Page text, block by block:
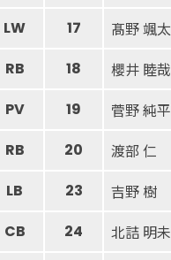
LW
17 髙野 颯太
RB 18 櫻井 睦哉
PV 19 菅野 純平
RB 20 渡部 仁
LB
23 吉野 樹
CB
24 北詰 明未